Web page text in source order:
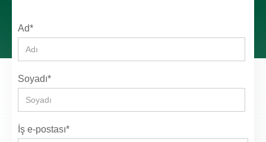
Ad*
Soyadı*
İş e-postası*